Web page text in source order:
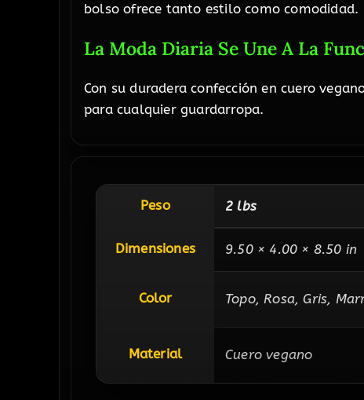
bolso ofrece tanto estilo como comodidad.
La Moda Diaria Se Une A La
Con su duradera confección en cuero
para cualquier guardarropa.
Peso 2 lbs
Dimensiones 9.50 × 4.00 × 8.50 in
Color Topo, Rosa, Gris,
Material Cuero vegano